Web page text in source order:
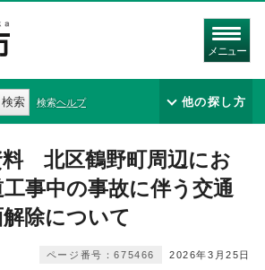
メニュー
検索 検索ヘルプ 他の探し方
料 北区鶴野町周辺にお
事中の事故に伴う交通
除について
2026年3月25日
ページ番号：675466